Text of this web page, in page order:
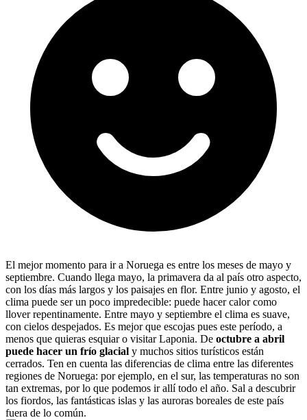
El mejor momento para ir a Noruega es entre los meses de mayo y
septiembre. Cuando llega mayo, la primavera da al país otro aspecto,
con los días más largos y los paisajes en flor. Entre junio y agosto, el
clima puede ser un poco impredecible: puede hacer calor como
llover repentinamente. Entre mayo y septiembre el clima es suave,
con cielos despejados. Es mejor que escojas pues este período, a
menos que quieras esquiar o visitar Laponia. De octubre a abril
puede hacer un frío glacial y muchos sitios turísticos están
cerrados. Ten en cuenta las diferencias de clima entre las diferentes
regiones de Noruega: por ejemplo, en el sur, las temperaturas no son
tan extremas, por lo que podemos ir allí todo el año. Sal a descubrir
los fiordos, las fantásticas islas y las auroras boreales de este país
fuera de lo común.